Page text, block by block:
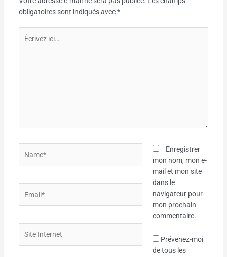
obligatoires sont indiqués avec*
ici…
Internet
Enregistrer
mon nom, mon e-
mail et mon site
dans le
navigateur pour
mon prochain
commentaire.
Prévenez-moi
de tous les